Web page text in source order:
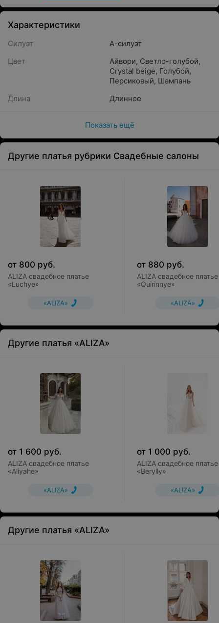
Характеристики
Силуэт
А-силуэт
Цвет
Айвори, Светло-голубой,
Crystal beige, Голубой,
Персиковый, Шампань
Длина
Длинное
Показать ещё
Другие платья рубрики Свадебные салоны
от 800 руб.
ALIZA свадебное платье
«Luchye»
«ALIZA»
от 880 руб.
ALIZA свадебное платье
«Quirinnye»
«ALIZA»
Другие платья «ALIZA»
от 1 600 руб.
ALIZA свадебное платье
«Aliyahe»
«ALIZA»
от 1 000 руб.
ALIZA свадебное платье
«Berylly»
«ALIZA»
Другие платья «ALIZA»